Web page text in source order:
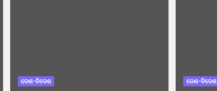
ଦେଶ-ବିଦେଶ ଦେଶ-ବିଦେଶ